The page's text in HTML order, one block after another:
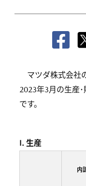
マツダ株式会社
2023年3月の生産
です。
I. 生産
内